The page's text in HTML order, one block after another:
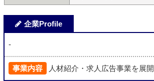
企業Profile
-
事業内容 人材紹介・求人広告事業を展開